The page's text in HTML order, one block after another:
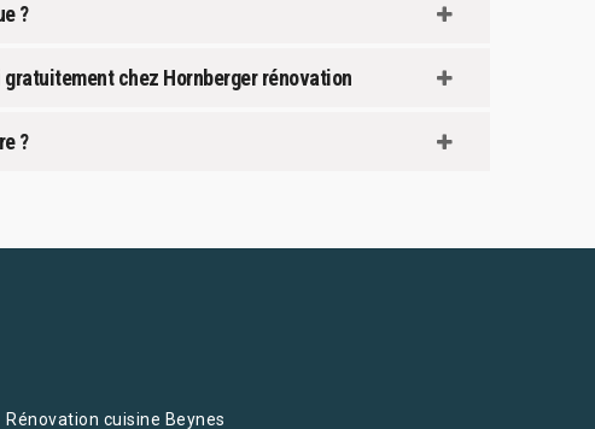
?
chez Hornberger rénovation
?
Rénovation cuisine Beynes